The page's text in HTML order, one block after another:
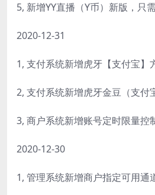
5, 新增YY直播（Y币）新版，只
2020-12-31
1, 支付系统新增虎牙【支付宝】
2, 支付系统新增虎牙金豆（支付
3, 商户系统新增账号定时限量控
2020-12-30
1, 管理系统新增商户指定可用通